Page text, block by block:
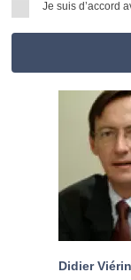
Je suis d’accord
Didier Viérin